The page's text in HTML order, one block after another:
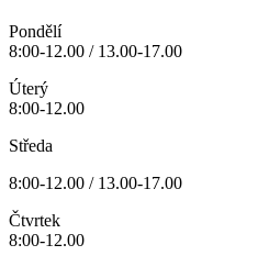
Pondělí
8:00-12.00 / 13.00-17.00
Úterý
8:00-12.00
Středa
8:00-12.00 / 13.00-17.00
Čtvrtek
8:00-12.00